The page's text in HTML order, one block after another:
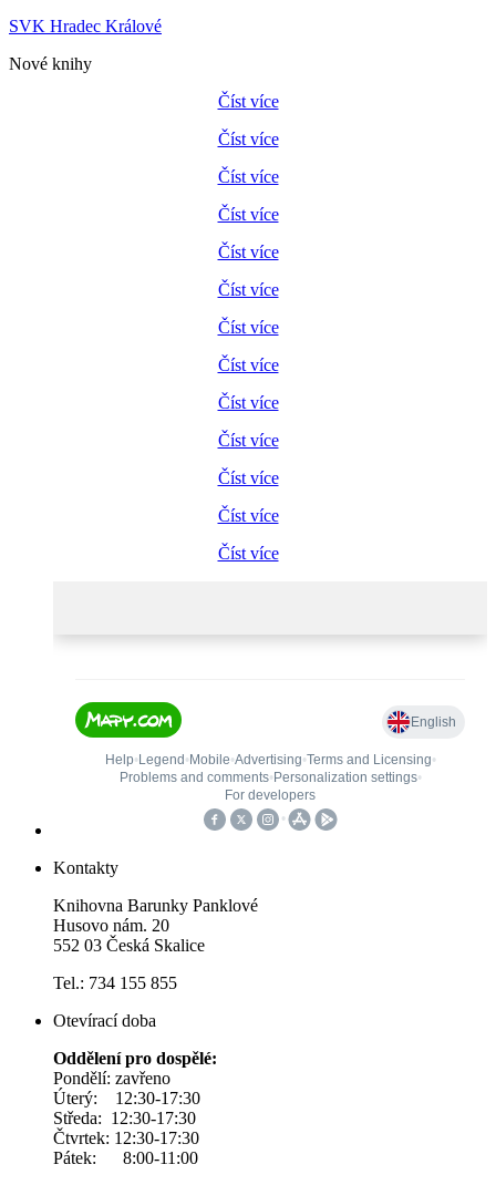
SVK Hradec Králové
Nové knihy
Číst více
Číst více
Číst více
Číst více
Číst více
Číst více
Číst více
Číst více
Číst více
Číst více
Číst více
Číst více
Číst více
Kontakty
Knihovna Barunky Panklové
Husovo nám. 20
552 03 Česká Skalice
Tel.: 734 155 855
Otevírací doba
Oddělení pro dospělé:
Pondělí: zavřeno
Úterý: 12:30-17:30
Středa: 12:30-17:30
Čtvrtek: 12:30-17:30
Pátek: 8:00-11:00